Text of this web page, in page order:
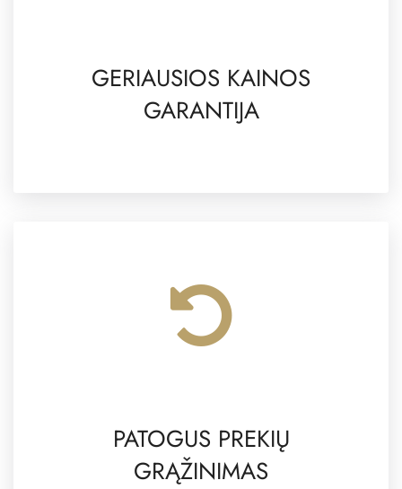
GERIAUSIOS KAINOS
GARANTIJA
PATOGUS PREKIŲ
GRĄŽINIMAS